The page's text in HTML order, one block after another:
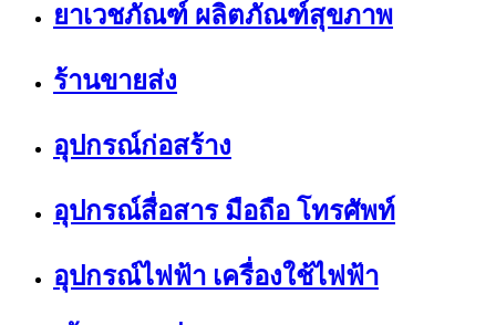
ยาเวชภัณฑ์ ผลิตภัณฑ์สุขภาพ
ร้านขายส่ง
อุปกรณ์ก่อสร้าง
อุปกรณ์สื่อสาร มือถือ โทรศัพท์
อุปกรณ์ไฟฟ้า เครื่องใช้ไฟฟ้า